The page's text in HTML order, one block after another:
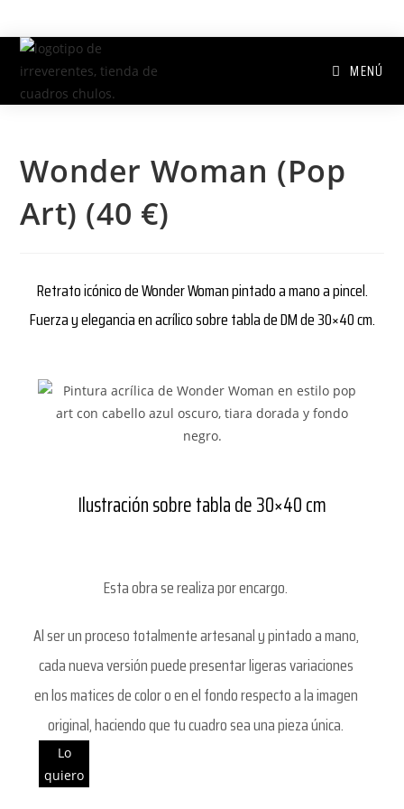
MENÚ
Wonder Woman (Pop
Art) (40 €)
Retrato icónico de Wonder Woman pintado a mano a pincel.
Fuerza y elegancia en acrílico sobre tabla de DM de 30×40 cm.
Ilustración sobre tabla de 30×40 cm
Esta obra se realiza por encargo.
Al ser un proceso totalmente artesanal y pintado a mano,
cada nueva versión puede presentar ligeras variaciones
en los matices de color o en el fondo respecto a la imagen
original, haciendo que tu cuadro sea una pieza única.
Lo
quiero